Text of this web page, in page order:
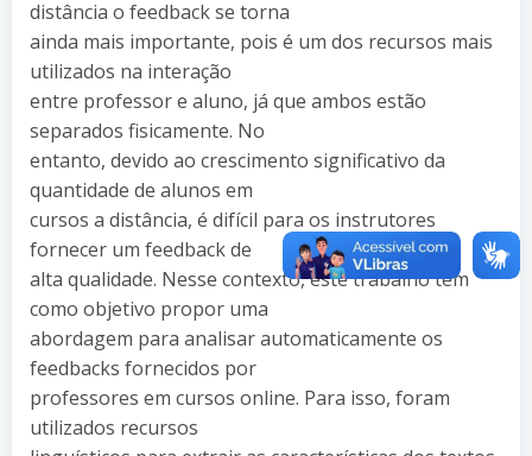
distância o feedback se torna
ainda mais importante, pois é um dos recursos mais
utilizados na interação
entre professor e aluno, já que ambos estão
separados fisicamente. No
entanto, devido ao crescimento significativo da
quantidade de alunos em
cursos a distância, é difícil para os instrutores
fornecer um feedback de
alta qualidade. Nesse contexto, este trabalho tem
como objetivo propor uma
abordagem para analisar automaticamente os
feedbacks fornecidos por
professores em cursos online. Para isso, foram
utilizados recursos